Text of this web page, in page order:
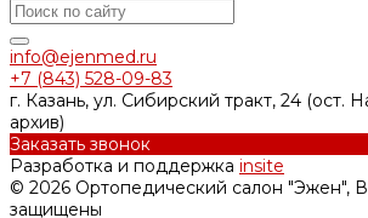
info@ejenmed.ru
+7 (843) 528-09-83
г. Казань, ул. Сибирский тракт, 24 (ост.
архив)
Заказать звонок
Разработка и поддержка insite
© 2026 Ортопедический салон "Эжен",
защищены